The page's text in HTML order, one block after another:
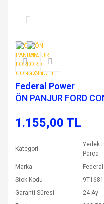
Federal Power
ÖN PANJUR FORD
1.155,00 TL
Kategori
Yedek
Parça
Marka
Stok Kodu
Garanti Süresi
24 Ay